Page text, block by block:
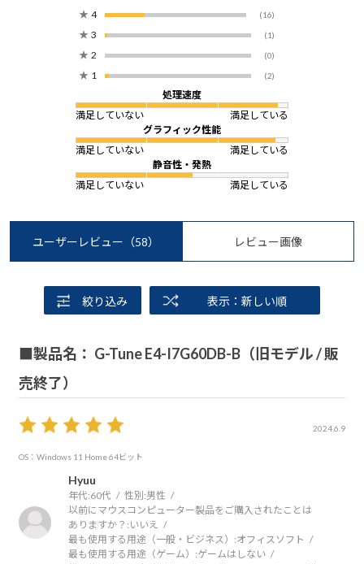
★ 4 (16)
★ 3 (1)
★ 2 (0)
★ 1 (2)
処理速度
満足していない
満足している
グラフィック性能
満足していない
満足している
静音性・発熱
満足していない
満足している
ユーザーレビュー （58） レビュー画像
絞り込み 表示：新しい順
■製品名： G-Tune E4-I7G60DB-B（旧モデル / 販
売終了）
2024.6.9
OS：Windows 11 Home 64ビット
Hyuu
年代:60代 性別:男性
以前にマウスコンピューター製品をご購入されたことは
ありますか？: いいえ
最も使用する用途（一般・ビジネス）:オフィスソフト
最も使用する用途（ゲーム）:ゲームはしない